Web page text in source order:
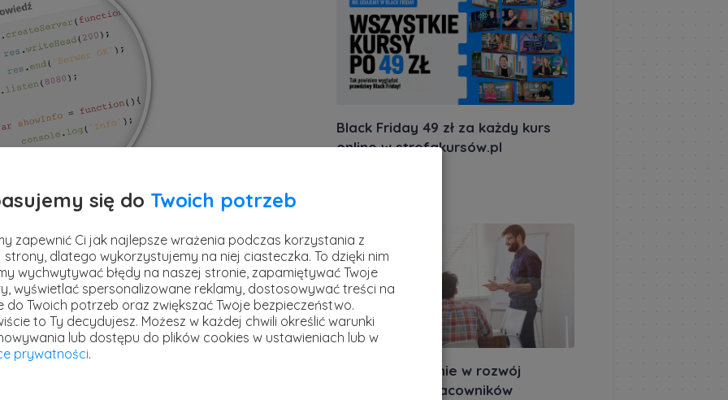
się szczególnie tym z Was, którzy
to właśnie to, co chcieliby w
dla Was testy sprawdzające
będziemy o niezwykle praktyczne
wykazać się w nich umiejętnością
edytora rozwiązać zadania, które
nie tylko skuteczny sposób utrwalania
Black Friday 49 zł za każdy kurs
online w strefakursów.pl
Czy inwestowanie w rozwój
kompetencji pracowników
się do Twoich potrzeb
zapewnić Ci jak najlepsze wrażenia podczas korzystania z
strony, dlatego wykorzystujemy na niej ciasteczka. To dzięki nim
wychwytywać błędy na naszej stronie, zapamiętywać Twoje
wyświetlać spersonalizowane reklamy, dostosowywać treści na
do Twoich potrzeb oraz zwiększać Twoje bezpieczeństwo.
to Ty decydujesz. Możesz w każdej chwili określić warunki
lub dostępu do plików cookies w ustawieniach lub w
prywatności.